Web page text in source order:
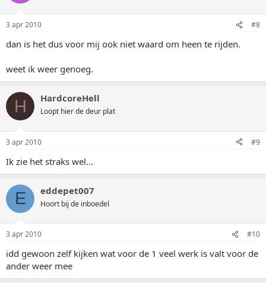
3 apr 2010 #8
dan is het dus voor mij ook niet waard om heen te rijden.
weet ik weer genoeg.
H HardcoreHell
Loopt hier de deur plat
3 apr 2010 #9
Ik zie het straks wel...
E eddepet007
Hoort bij de inboedel
3 apr 2010 #10
idd gewoon zelf kijken wat voor de 1 veel werk is valt voor de
ander weer mee